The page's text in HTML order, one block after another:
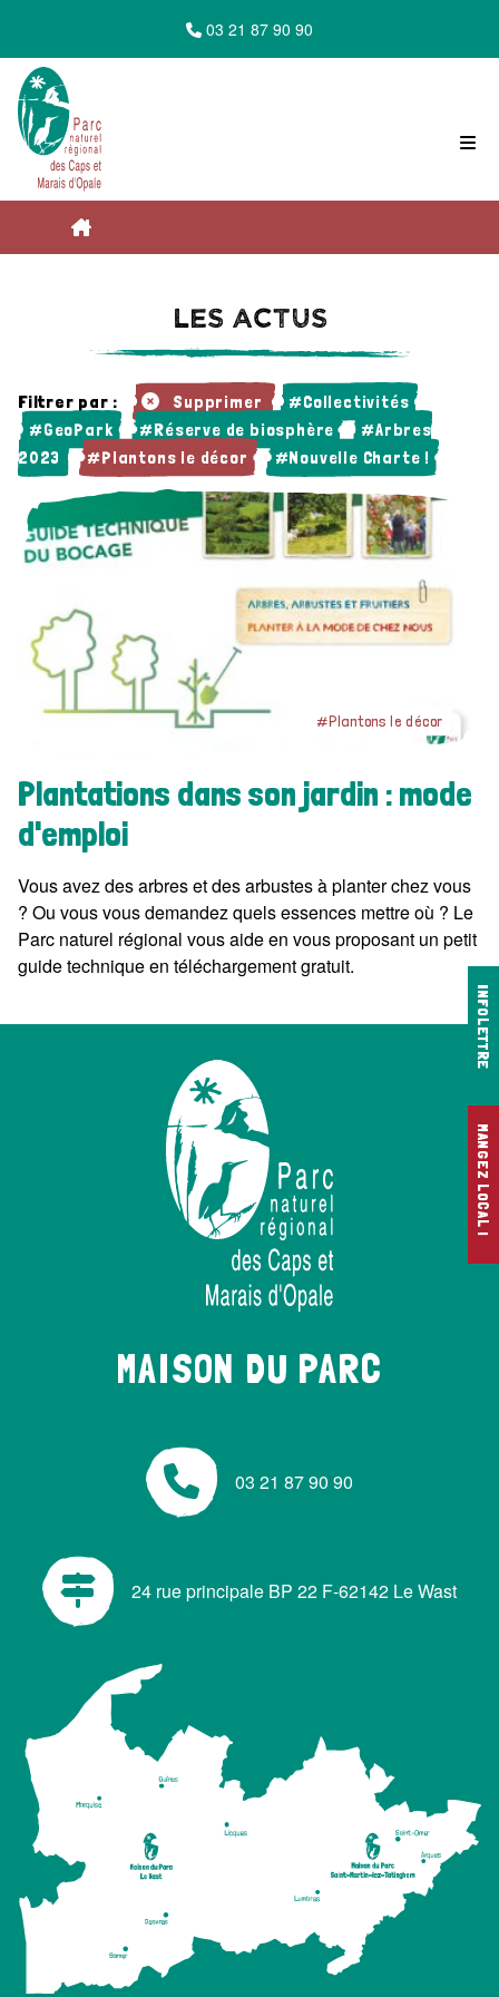
03 21 87 90 90
INFOLETTRE
MANGEZ LOCAL !
et Marais d'Opale
Les actus
Les actus
Filtrer par : Supprimer
#Collectivités
#GeoPark
#Réserve de biosphère
#Arbres
2023
#Plantons le décor #Nouvelle Charte !
#Plantons le décor
Plantations dans son jardin : mode
d'emploi
Vous avez des arbres et des arbustes à planter chez vous
? Ou vous vous demandez quels essences mettre où ? Le
Parc naturel régional vous aide en vous proposant un petit
guide technique en téléchargement gratuit.
MAISON DU PARC
03 21 87 90 90
24 rue principale BP 22 F-62142 Le Wast